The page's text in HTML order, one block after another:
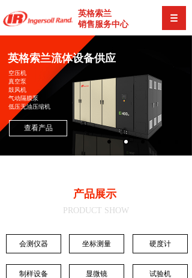
英格索兰
销售服务中心
英格索兰流体设备供应
空压机
真空泵
鼓风机
气动隔膜泵
低压无油压缩机
查看产品
产品展示
PRODUCT SHOW
会测仪器 坐标测量 硬度计
试验机
制样设备 显微镜